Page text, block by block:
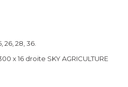
26, 28, 36.
x 16 droite SKY AGRICULTURE